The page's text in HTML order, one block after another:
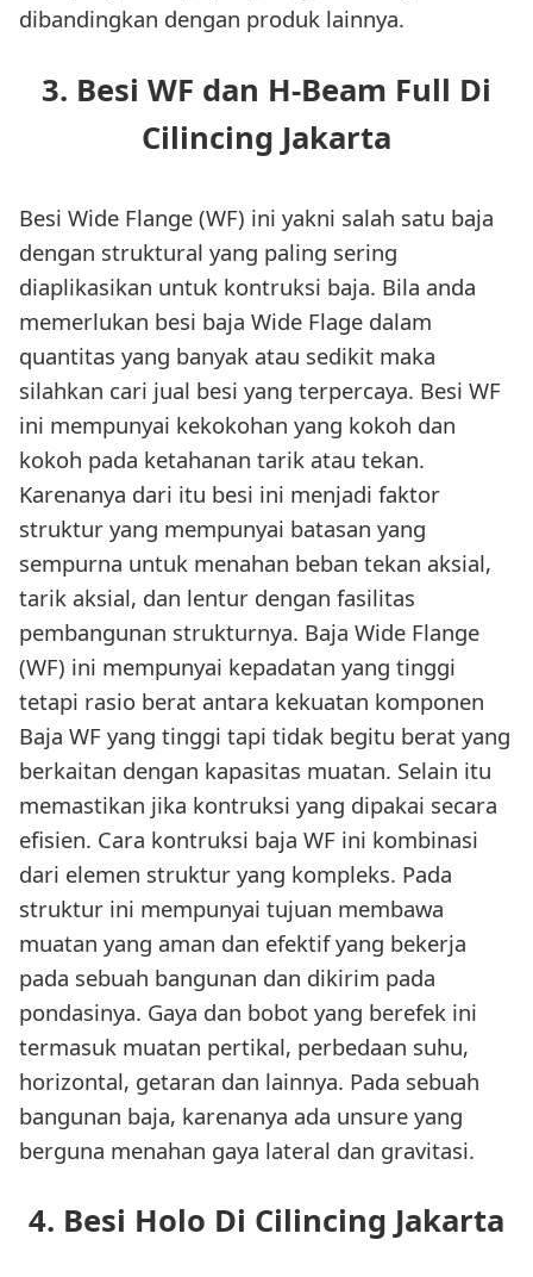
dibandingkan dengan produk lainnya.
3. Besi WF dan H-Beam Full Di
Cilincing Jakarta
Besi Wide Flange (WF) ini yakni salah satu baja
dengan struktural yang paling sering
diaplikasikan untuk kontruksi baja. Bila anda
memerlukan besi baja Wide Flage dalam
quantitas yang banyak atau sedikit maka
silahkan cari jual besi yang terpercaya. Besi WF
ini mempunyai kekokohan yang kokoh dan
kokoh pada ketahanan tarik atau tekan.
Karenanya dari itu besi ini menjadi faktor
struktur yang mempunyai batasan yang
sempurna untuk menahan beban tekan aksial,
tarik aksial, dan lentur dengan fasilitas
pembangunan strukturnya. Baja Wide Flange
(WF) ini mempunyai kepadatan yang tinggi
tetapi rasio berat antara kekuatan komponen
Baja WF yang tinggi tapi tidak begitu berat yang
berkaitan dengan kapasitas muatan. Selain itu
memastikan jika kontruksi yang dipakai secara
efisien. Cara kontruksi baja WF ini kombinasi
dari elemen struktur yang kompleks. Pada
struktur ini mempunyai tujuan membawa
muatan yang aman dan efektif yang bekerja
pada sebuah bangunan dan dikirim pada
pondasinya. Gaya dan bobot yang berefek ini
termasuk muatan pertikal, perbedaan suhu,
horizontal, getaran dan lainnya. Pada sebuah
bangunan baja, karenanya ada unsure yang
berguna menahan gaya lateral dan gravitasi.
4. Besi Holo Di Cilincing Jakarta